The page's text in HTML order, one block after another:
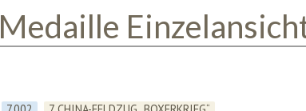
Medaille